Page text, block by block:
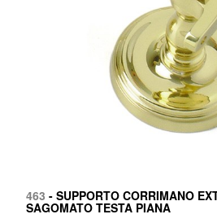
463 - SUPPORTO CORRIMANO
SAGOMATO TESTA PIANA